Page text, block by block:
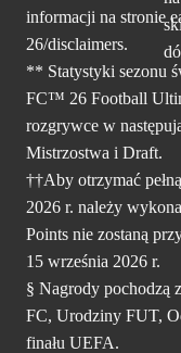
informacji na stronie
26/disclaimers.
** Statystyki sezonu
FC™ 26 Football
rozgrywce w
Mistrzostwa i Draft.
††Aby otrzymać
2026 r. należy
Points nie zostaną
15 września 2026 r.
§ Nagrody pochodzą
FC, Urodziny FUT,
finału UEFA.